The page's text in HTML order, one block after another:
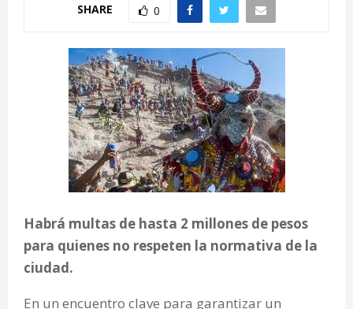
SHARE 0
Habrá multas de hasta 2 millones de pesos
para quienes no respeten la normativa de la
ciudad.
En un encuentro clave para garantizar un